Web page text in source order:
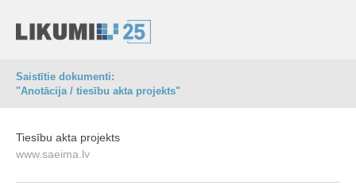
Saistītie dokumenti:
"Anotācija / tiesību akta projekts"
Tiesību akta projekts
www.saeima.lv